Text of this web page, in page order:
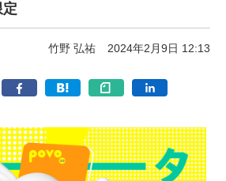
竹野 弘祐 2024年2月9日 12:13